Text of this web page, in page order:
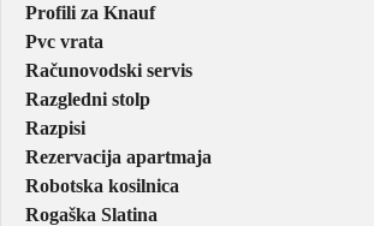
Profili za Knauf
Pvc vrata
Računovodski servis
Razgledni stolp
Razpisi
Rezervacija apartmaja
Robotska kosilnica
Rogaška Slatina